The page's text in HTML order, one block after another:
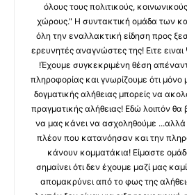
όλους τους πολιτικούς,
χώρους." Η συντακτική ομάδα των
όλη την εναλλακτική είδηση προς
ερευνητές αναγνώστες της! Ειτε ειναι
!Έχουμε συγκεκριμένη θέση
πληροφορίας και γνωρίζουμε ότι μόνο
δογματικής αλήθειας μπορείς να
πραγματικής αλήθειας! Εδώ λοιπόν θα
να μας κάνει να ασχοληθούμε ...αλλά
πλέον που κατανόησαν και την
κάνουν κομματάκια! Είμαστε
σημαίνει ότι δεν έχουμε μαζί μας
απομακρύνει από το φως της